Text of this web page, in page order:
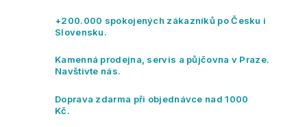
á
c
r
v
+200.000 spokojených zákazníků po Česku i
Slovensku.
Kamenná prodejna, servis a půjčovna v Praze.
Navštivte nás.
Doprava zdarma při objednávce nad 1000
Kč.